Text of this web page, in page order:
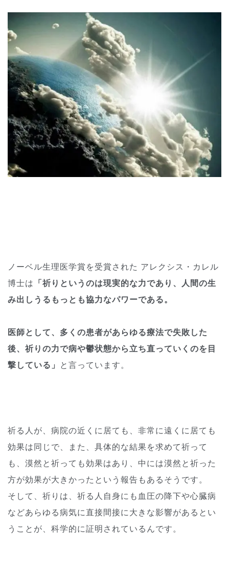
ノーベル生理医学賞を受賞された アレクシス・カレル
博士は
「祈りというのは現実的な力であり、人間の生
み出しうるもっとも協力なパワーである。
医師として、多くの患者があらゆる療法で失敗した
後、祈りの力で病や鬱状態から立ち直っていくのを目
撃している」 と言っています。
祈る人が、病院の近くに居ても、非常に遠くに居ても
効果は同じで、また、具体的な結果を求めて祈って
も、漠然と祈っても効果はあり、中には漠然と祈った
方が効果が大きかったという報告もあるそうです。
そして、祈りは、祈る人自身にも血圧の降下や心臓病
などあらゆる病気に直接間接に大きな影響があるとい
うことが、科学的に証明されているんです。